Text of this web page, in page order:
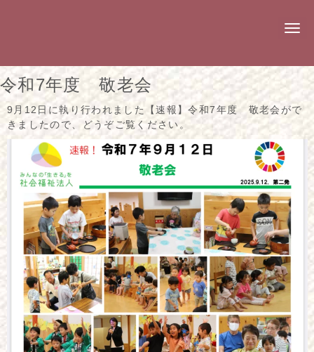
N
g
a
i
令和7年度 敬老会
9月12日に執り行われました【速報】令和7年度 敬老会がで
きましたので、どうぞご覧ください。